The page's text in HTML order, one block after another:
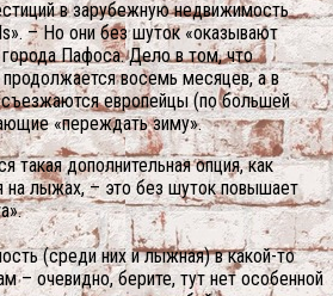
в зарубежную недвижимость
– Но они без шуток «оказывают
Пафоса. Дело в том, что
восемь месяцев, а в
европейцы (по большей
«переждать зиму».
такая дополнительная опция, как
на лыжах, – это без шуток повышает
(среди них и лыжная) в какой-то
– очевидно, берите, тут нет особенной